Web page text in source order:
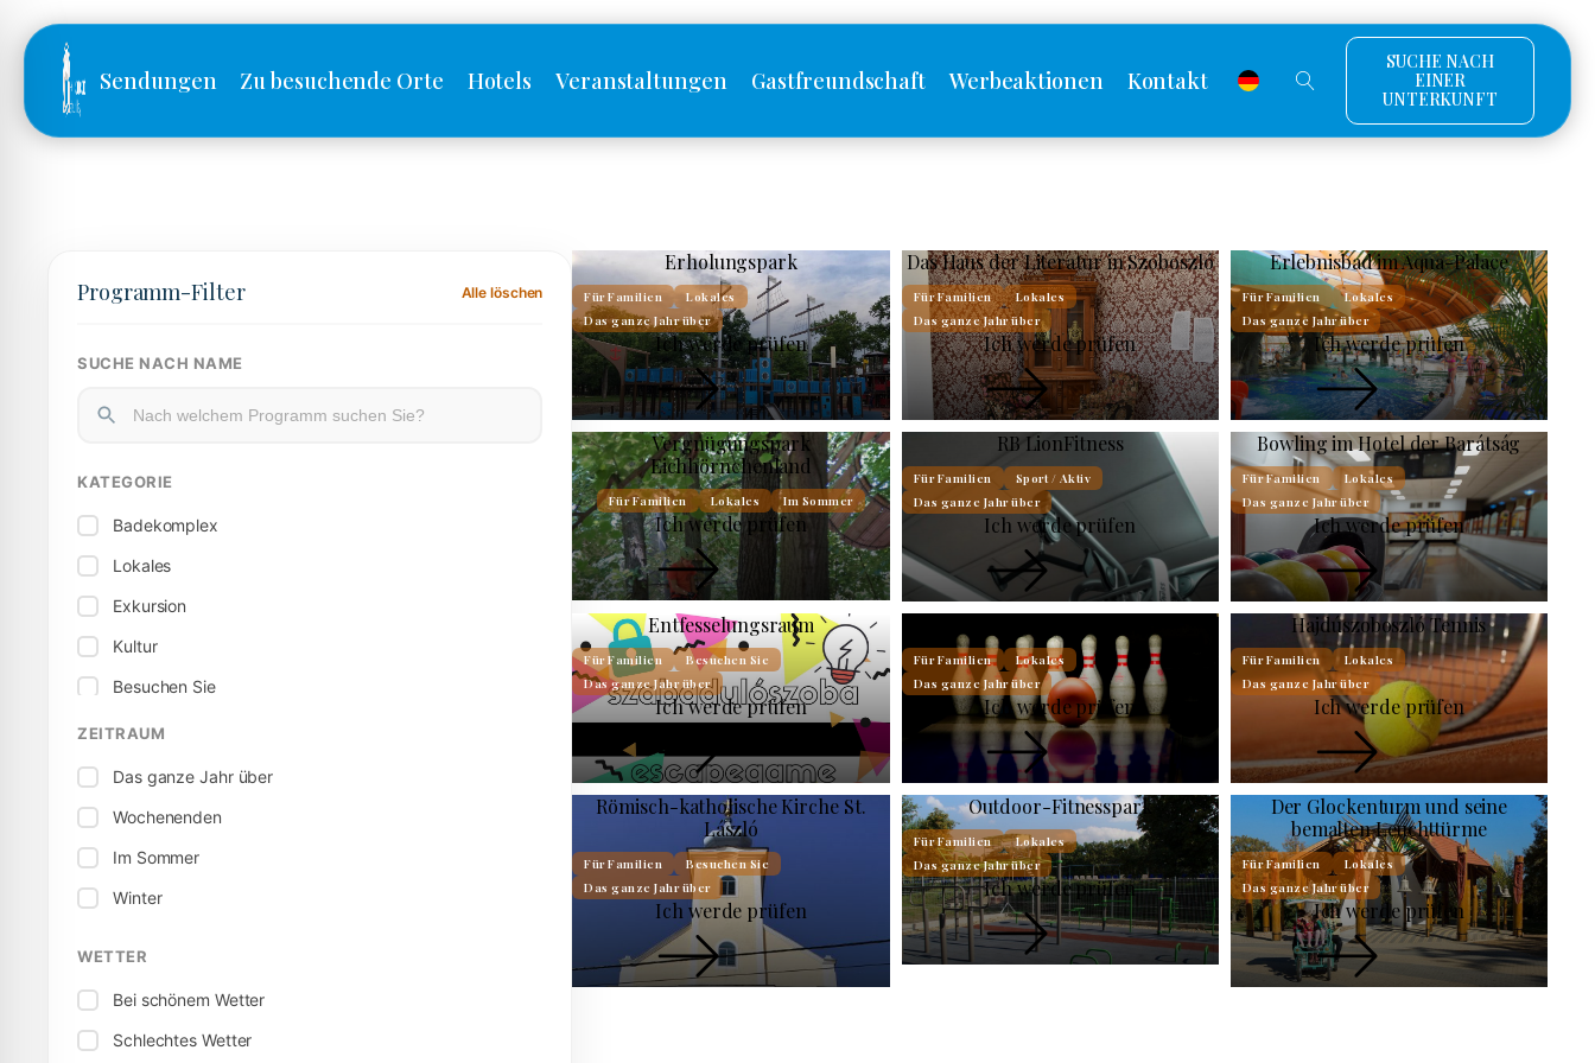
Sendungen Zu besuchende Orte Hotels Veranstaltungen Gastfreundschaft Werbeaktionen Kontakt
SUCHE NACH
EINER
UNTERKUNFT
Programm-Filter Alle löschen
SUCHE NACH NAME
KATEGORIE
Badekomplex
Lokales
Exkursion
Kultur
Besuchen Sie
Museum
Sport / Aktiv
Territorium
Tour
ZEITRAUM
Das ganze Jahr über
Wochenenden
Im Sommer
Winter
WETTER
Bei schönem Wetter
Schlechtes Wetter
Erholungspark
Für Familien
Lokales
Das ganze Jahr über
Ich werde prüfen
Das Haus der Literatur in Szoboszló
Für Familien
Lokales
Das ganze Jahr über
Ich werde prüfen
Erlebnisbad im Aqua-Palace
Für Familien
Lokales
Das ganze Jahr über
Ich werde prüfen
Vergnügungspark
Eichhörnchenland
Für Familien Lokales Im Sommer
Ich werde prüfen
RB LionFitness
Für Familien
Sport / Aktiv
Das ganze Jahr über
Ich werde prüfen
Bowling im Hotel der Barátság
Für Familien
Lokales
Das ganze Jahr über
Ich werde prüfen
Entfesselungsraum
Für Familien
Besuchen Sie
Das ganze Jahr über
Ich werde prüfen
Für Familien
Lokales
Das ganze Jahr über
Ich werde prüfen
Hajdúszoboszló Tennis
Für Familien
Lokales
Das ganze Jahr über
Ich werde prüfen
Römisch-katholische Kirche St.
László
Für Familien
Besuchen Sie
Das ganze Jahr über
Ich werde prüfen
Outdoor-Fitnesspark
Für Familien
Lokales
Das ganze Jahr über
Ich werde prüfen
Der Glockenturm und seine
bemalten Leuchttürme
Für Familien
Lokales
Das ganze Jahr über
Ich werde prüfen